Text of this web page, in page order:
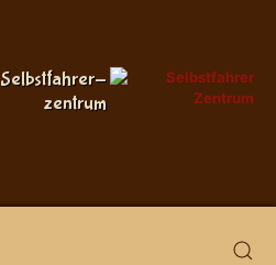
Selbstfahrer-
zentrum